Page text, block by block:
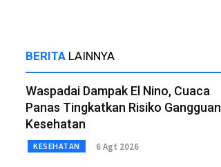
BERITA LAINNYA
Waspadai Dampak El Nino, Cuaca
Panas Tingkatkan Risiko Gangguan
Kesehatan
KESEHATAN 6 Agt 2026